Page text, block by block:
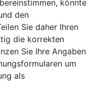
könnte
den
Sie daher Ihren
die korrekten
Sie Ihre Angaben
um
als